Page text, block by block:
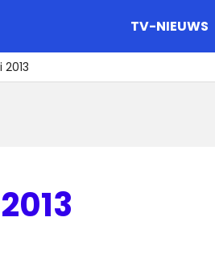
TV-NIEUWS